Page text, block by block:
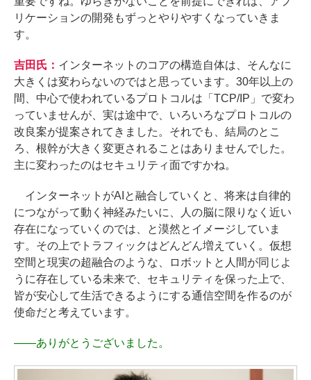
リケーションの開発もずっとやりやすくなっていきま
す。
吉田氏： インターネットのコアの構造自体は、そんなに
大きくは変わらないのではと思っています。30年以上の
間、中心で使われているプロトコルは「TCP/IP」で変わ
っていませんが、実は途中で、いろいろなプロトコルの
改良案が提案されてきました。それでも、結局のとこ
ろ、根幹が大きく変更されることはありませんでした。
主に変わったのはセキュリティ面ですかね。
インターネットがAIと融合していくと、将来は自律的
につながって動く神経みたいに、人の脳に限りなく近い
存在になっていくのでは、と漠然とイメージしていま
す。その上でトラフィックはどんどん増えていく。仮想
空間と現実の超融合のような、ロボットと人間が同じよ
うに存在している未来で、セキュリティを保った上で、
皆が安心して生活できるようにする通信空間を作るのが
使命だと考えています。
——ありがとうございました。